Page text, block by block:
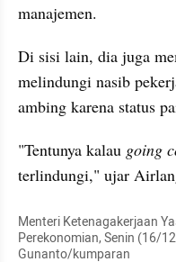
manajemen.
Di sisi lain, dia juga
melindungi nasib
ambing karena status
"Tentunya kalau going
terlindungi," ujar
Menteri Ketenagakerjaan
Perekonomian, Senin (16/
Gunanto/kumparan